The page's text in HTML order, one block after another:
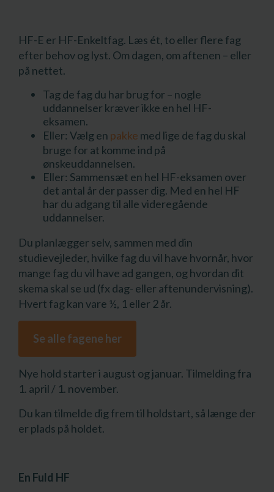
HF-E er HF-Enkeltfag. Læs ét, to eller flere fag
efter behov og lyst. Om dagen, om aftenen – eller
på nettet.
Tag de fag du har brug for – nogle
uddannelser kræver ikke en hel HF-
eksamen.
Eller: Vælg en pakke med lige de fag du skal
bruge for at komme ind på
ønskeuddannelsen.
Eller: Sammensæt en hel HF-eksamen over
det antal år der passer dig. Med en hel HF
har du adgang til alle videregående
uddannelser.
Du planlægger selv, sammen med din
studievejleder, hvilke fag du vil have hvornår, hvor
mange fag du vil have ad gangen, og hvordan dit
skema skal se ud (fx dag- eller aftenundervisning).
Hvert fag kan vare ½, 1 eller 2 år.
Se alle fagene her
Nye hold starter i august og januar. Tilmelding fra
1. april / 1. november.
Du kan tilmelde dig frem til holdstart, så længe der
er plads på holdet.
En Fuld HF